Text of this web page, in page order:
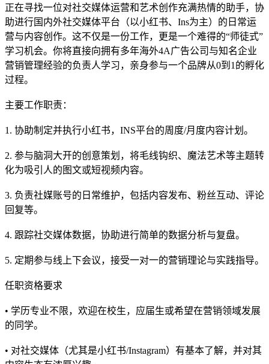
正在寻找一位对社交媒体运营和艺术创作充满热情的助手，协
助进行国内外社交媒体平台（以小红书、Ins为主）的日常运
营与内容创作。这不仅是一份工作，更是一个难得的“师徒式”
学习机会。你将直接向拥有多年海外4A广告公司与知名企业
营销管理经验的负责人学习，亲身参与一个品牌从0到1的孵化
过程。
主要工作职责：
1. 协助制定并执行小红书，INS平台的周度/月度内容计划。
2. 参与脑洞大开的创意策划，将毛线钩织、魔法艺术等主题转
化为吸引人的图文或短视频内容。
3. 负责社媒账号的日常维护，包括内容发布、粉丝互动、评论
回复等。
4. 跟踪社交媒体数据，协助进行简单的数据分析与复盘。
5. 定期参与线上下会议，接受一对一的营销理论与实践指导。
任职资格要求
• 学历专业不限，欢迎在校生，应届生或希望在营销领域发展
的同学。
• 对社交媒体（尤其是小红书/Instagram）有基本了解，并对其